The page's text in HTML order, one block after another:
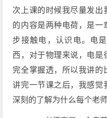
次上课的时候我尽量发出
的内容是两种电荷，是一
步接触电，认识电。电
西，对于物理来说，电是
完全掌握透，所以我讲的
讲完一节课之后，我感觉
深刻的了解为什么每个老